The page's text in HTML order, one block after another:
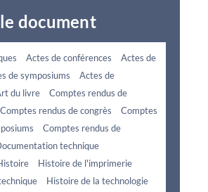
document
Actes de conférences
Actes de
de symposiums
Actes de
du livre
Comptes rendus de
Comptes rendus de congrès
Comptes
Comptes rendus de
technique
Histoire de l'imprimerie
Histoire de la technologie